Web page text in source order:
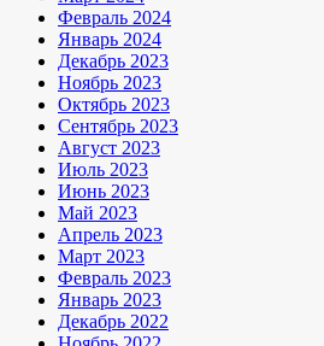
Февраль 2024
Январь 2024
Декабрь 2023
Ноябрь 2023
Октябрь 2023
Сентябрь 2023
Август 2023
Июль 2023
Июнь 2023
Май 2023
Апрель 2023
Март 2023
Февраль 2023
Январь 2023
Декабрь 2022